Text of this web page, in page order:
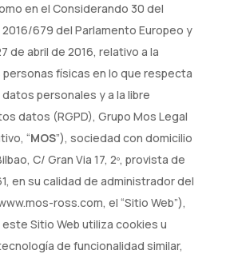
en el Considerando 30 del
679 del Parlamento Europeo y
de abril de 2016, relativo a la
físicas en lo que respecta
personales y a la libre
datos (RGPD), Grupo Mos Legal
“MOS”), sociedad con domicilio
C/ Gran Via 17, 2º, provista de
en su calidad de administrador del
ross.com, el “Sitio Web”),
Sitio Web utiliza cookies u
de funcionalidad similar,